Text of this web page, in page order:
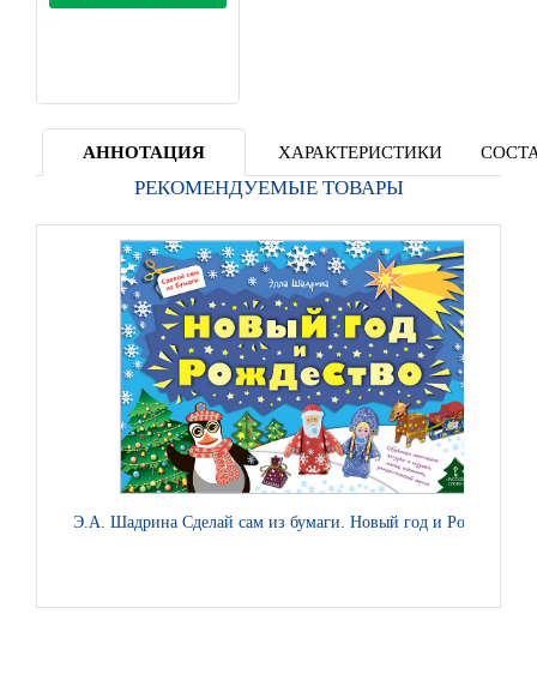
АННОТАЦИЯ ХАРАКТЕРИСТИКИ
РЕКОМЕНДУЕМЫЕ ТОВАРЫ
Э.А. Шадрина Сделай сам из бумаги. Новый год и Рождество